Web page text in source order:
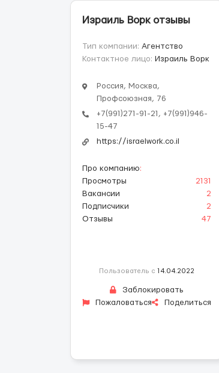
Израиль Ворк отзывы
Тип компании: Агентство
Контактное лицо: Израиль Ворк
Россия, Москва,
Профсоюзная, 76
+7(991)271-91-21, +7(991)946-
15-47
https://israelwork.co.il
Про компанию:
Просмотры
2131
Вакансии
2
Подписчики
2
Отзывы
47
Пользователь с 14.04.2022
Заблокировать
Пожаловаться
Поделиться